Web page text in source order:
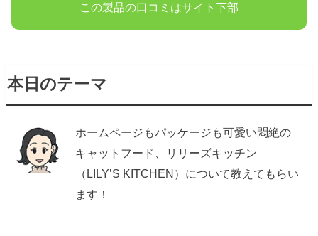
この製品の口コミはサイト下部
本日のテーマ
ホームページもパッケージも可愛い悶絶の
キャットフード、リリーズキッチン
（LILY’S KITCHEN）について教えてもらい
ます！